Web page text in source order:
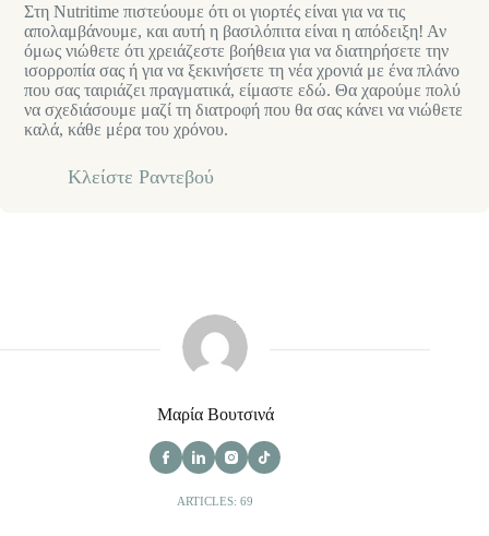
Στη Nutritime πιστεύουμε ότι οι γιορτές είναι για να τις
απολαμβάνουμε, και αυτή η βασιλόπιτα είναι η απόδειξη! Αν
όμως νιώθετε ότι χρειάζεστε βοήθεια για να διατηρήσετε την
ισορροπία σας ή για να ξεκινήσετε τη νέα χρονιά με ένα πλάνο
που σας ταιριάζει πραγματικά, είμαστε εδώ. Θα χαρούμε πολύ
να σχεδιάσουμε μαζί τη διατροφή που θα σας κάνει να νιώθετε
καλά, κάθε μέρα του χρόνου.
Κλείστε Ραντεβού
Μαρία Βουτσινά
ARTICLES: 69